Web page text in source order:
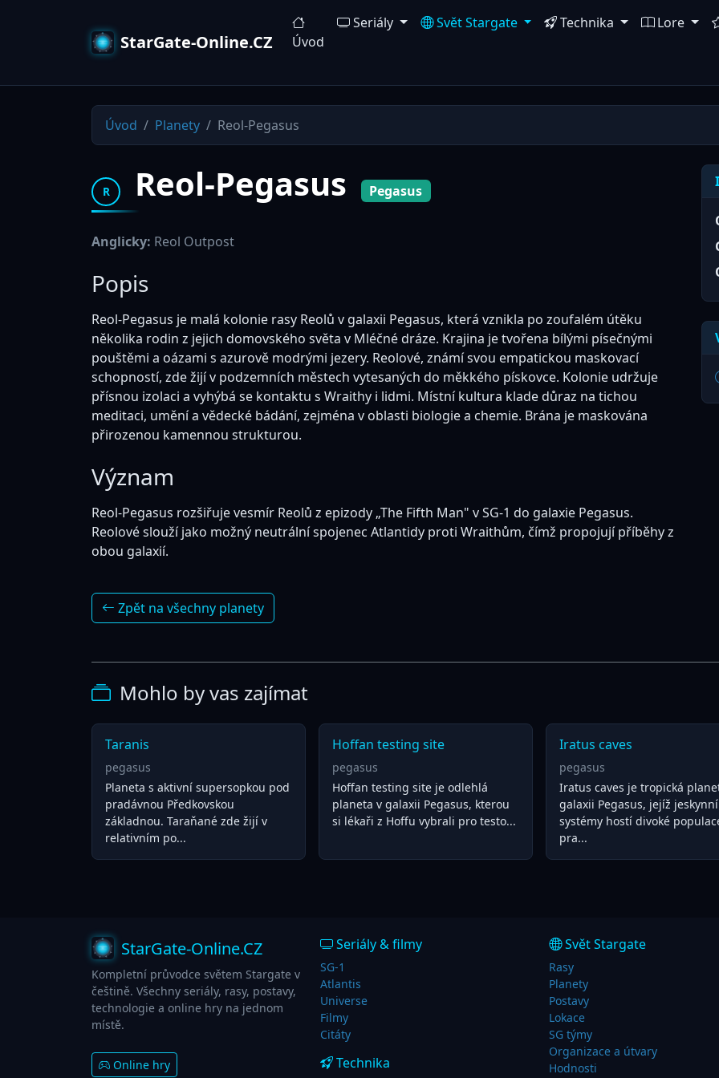
StarGate-Online.CZ Úvod
Seriály Svět Stargate Technika Lore
Úvod Planety Reol-Pegasus
R Reol-Pegasus Pegasus
Anglicky: Reol Outpost
Popis
Reol-Pegasus je malá kolonie rasy Reolů v galaxii Pegasus, která vznikla po zoufalém útěku
několika rodin z jejich domovského světa v Mléčné dráze. Krajina je tvořena bílými písečnými
pouštěmi a oázami s azurově modrými jezery. Reolové, známí svou empatickou maskovací
schopností, zde žijí v podzemních městech vytesaných do měkkého pískovce. Kolonie udržuje
přísnou izolaci a vyhýbá se kontaktu s Wraithy i lidmi. Místní kultura klade důraz na tichou
meditaci, umění a vědecké bádání, zejména v oblasti biologie a chemie. Brána je maskována
přirozenou kamennou strukturou.
Význam
Reol-Pegasus rozšiřuje vesmír Reolů z epizody „The Fifth Man" v SG-1 do galaxie Pegasus.
Reolové slouží jako možný neutrální spojenec Atlantidy proti Wraithům, čímž propojují příběhy z
obou galaxií.
Zpět na všechny planety
Mohlo by vas zajímat
Taranis
pegasus
Planeta s aktivní supersopkou pod
pradávnou Předkovskou
základnou. Taraňané zde žijí v
relativním po...
Hoffan testing site
pegasus
Hoffan testing site je odlehlá
planeta v galaxii Pegasus, kterou
si lékaři z Hoffu vybrali pro testo...
Iratus caves
pegasus
Iratus caves je tropická
galaxii Pegasus, jejíž jeskynní
systémy hostí divoké
pra...
StarGate-Online.CZ
Kompletní průvodce světem Stargate v
češtině. Všechny seriály, rasy, postavy,
technologie a online hry na jednom
místě.
Online hry
Seriály & filmy
SG-1
Atlantis
Universe
Filmy
Citáty
Technika
Svět Stargate
Rasy
Planety
Postavy
Lokace
SG týmy
Organizace a útvary
Hodnosti